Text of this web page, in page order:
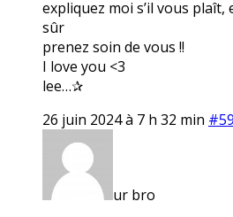
expliquez moi s’il vous
sûr
prenez soin de vous !!
I love you <3
lee…✰
26 juin 2024 à 7 h 32 min
ur bro